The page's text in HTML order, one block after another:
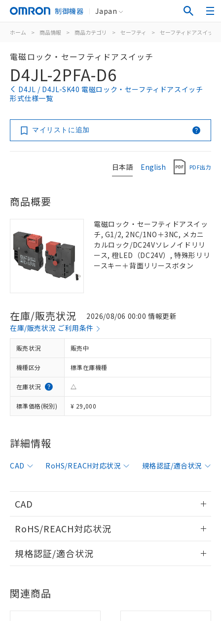
制御機器 Japan
ホーム > 商品情報 > 商品カテゴリ > セーフティ > セーフティドアスイッチ
電磁ロック・セーフティドアスイッチ
D4JL-2PFA-D6
D4JL / D4JL-SK40 電磁ロック・セーフティドアスイッチ
形式仕様一覧
マイリストに追加
日本語 English PDF出力
商品概要
電磁ロック・セーフティドアスイッ
チ, G1/2, 2NC/1NO＋3NC, メカニ
カルロック/DC24Vソレノイドリリ
ース, 橙LED（DC24V）, 特殊形リリ
ースキー＋背面リリースボタン
在庫/販売状況
2026/08/06 00:00 情報更新
在庫/販売状況 ご利用条件
販売状況 販売中
機種区分 標準在庫機種
在庫状況 △
標準価格(税別) ¥ 29,000
詳細情報
CAD RoHS/REACH対応状況 規格認証/適合状況
CAD
ログイン/会員登録いただくと、CADデータをダウンロー
ドすることができます。
RoHS/REACH対応状況
EU RoHS 注意事項・凡例
対応状況 ※1
規格認証/適合状況
Yes
関連商品
※1 対応状況
非含有に対応した製品が提供可能な商品で